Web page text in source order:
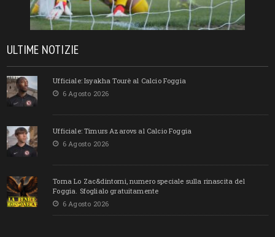
ULTIME NOTIZIE
Ufficiale: Isyakha Tourè al Calcio Foggia
6 Agosto 2026
Ufficiale: Timurs Azarovs al Calcio Foggia
6 Agosto 2026
Torna Lo Zac&dintorni, numero speciale sulla rinascita del
Foggia. Sfoglialo gratuitamente
6 Agosto 2026